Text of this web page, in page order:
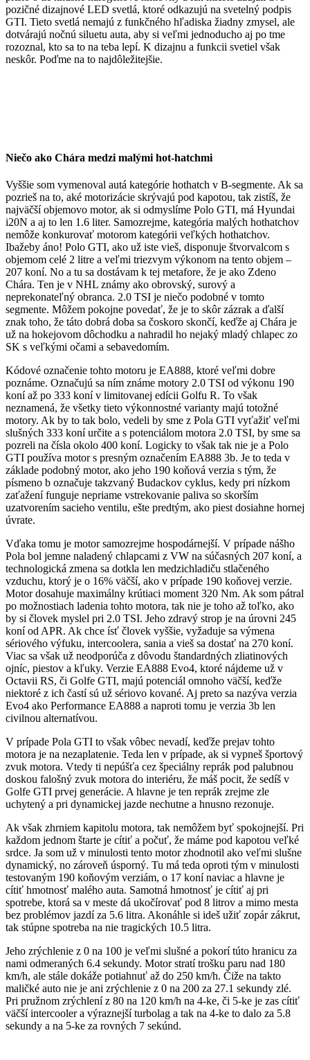
pozičné dizajnové LED svetlá, ktoré odkazujú na svetelný podpis
GTI. Tieto svetlá nemajú z funkčného hľadiska žiadny zmysel, ale
dotvárajú nočnú siluetu auta, aby si veľmi jednoducho aj po tme
rozoznal, kto sa to na teba lepí. K dizajnu a funkcii svetiel však
neskôr. Poďme na to najdôležitejšie.
Niečo ako Chára medzi malými hot-hatchmi
Vyššie som vymenoval autá kategórie hothatch v B-segmente. Ak sa
pozrieš na to, aké motorizácie skrývajú pod kapotou, tak zistíš, že
najväčší objemovo motor, ak si odmyslíme Polo GTI, má Hyundai
i20N a aj to len 1.6 liter. Samozrejme, kategória malých hothatchov
nemôže konkurovať motorom kategórii veľkých hothatchov.
Ibažeby áno! Polo GTI, ako už iste vieš, disponuje štvorvalcom s
objemom celé 2 litre a veľmi triezvym výkonom na tento objem –
207 koní. No a tu sa dostávam k tej metafore, že je ako Zdeno
Chára. Ten je v NHL známy ako obrovský, surový a
neprekonateľný obranca. 2.0 TSI je niečo podobné v tomto
segmente. Môžem pokojne povedať, že je to skôr zázrak a ďalší
znak toho, že táto dobrá doba sa čoskoro skončí, keďže aj Chára je
už na hokejovom dôchodku a nahradil ho nejaký mladý chlapec zo
SK s veľkými očami a sebavedomím.
Kódové označenie tohto motoru je EA888, ktoré veľmi dobre
poznáme. Označujú sa ním známe motory 2.0 TSI od výkonu 190
koní až po 333 koní v limitovanej edícii Golfu R. To však
neznamená, že všetky tieto výkonnostné varianty majú totožné
motory. Ak by to tak bolo, vedeli by sme z Pola GTI vyťažiť veľmi
slušných 333 koní určite a s potenciálom motora 2.0 TSI, by sme sa
pozreli na čísla okolo 400 koní. Logicky to však tak nie je a Polo
GTI používa motor s presným označením EA888 3b. Je to teda v
základe podobný motor, ako jeho 190 koňová verzia s tým, že
písmeno b označuje takzvaný Budackov cyklus, kedy pri nízkom
zaťažení funguje nepriame vstrekovanie paliva so skorším
uzatvorením sacieho ventilu, ešte predtým, ako piest dosiahne hornej
úvrate.
Vďaka tomu je motor samozrejme hospodárnejší. V prípade nášho
Pola bol jemne naladený chlapcami z VW na súčasných 207 koní, a
technologická zmena sa dotkla len medzichladiču stlačeného
vzduchu, ktorý je o 16% väčší, ako v prípade 190 koňovej verzie.
Motor dosahuje maximálny krútiaci moment 320 Nm. Ak som pátral
po možnostiach ladenia tohto motora, tak nie je toho až toľko, ako
by si človek myslel pri 2.0 TSI. Jeho zdravý strop je na úrovni 245
koní od APR. Ak chce ísť človek vyššie, vyžaduje sa výmena
sériového výfuku, intercoolera, sania a vieš sa dostať na 270 koní.
Viac sa však už neodporúča z dôvodu štandardných zliatinových
ojníc, piestov a kľuky. Verzie EA888 Evo4, ktoré nájdeme už v
Octavii RS, či Golfe GTI, majú potenciál omnoho väčší, keďže
niektoré z ich častí sú už sériovo kované. Aj preto sa nazýva verzia
Evo4 ako Performance EA888 a naproti tomu je verzia 3b len
civilnou alternatívou.
V prípade Pola GTI to však vôbec nevadí, keďže prejav tohto
motora je na nezaplatenie. Teda len v prípade, ak si vypneš športový
zvuk motora. Vtedy ti nepúšťa cez špeciálny reprák pod palubnou
doskou falošný zvuk motora do interiéru, že máš pocit, že sedíš v
Golfe GTI prvej generácie. A hlavne je ten reprák zrejme zle
uchytený a pri dynamickej jazde nechutne a hnusno rezonuje.
Ak však zhrniem kapitolu motora, tak nemôžem byť spokojnejší. Pri
každom jednom štarte je cítiť a počuť, že máme pod kapotou veľké
srdce. Ja som už v minulosti tento motor zhodnotil ako veľmi slušne
dynamický, no zároveň úsporný. Tu má teda oproti tým v minulosti
testovaným 190 koňovým verziám, o 17 koní naviac a hlavne je
cítiť hmotnosť malého auta. Samotná hmotnosť je cítiť aj pri
spotrebe, ktorá sa v meste dá ukočírovať pod 8 litrov a mimo mesta
bez problémov jazdí za 5.6 litra. Akonáhle si ideš užiť zopár zákrut,
tak stúpne spotreba na nie tragických 10.5 litra.
Jeho zrýchlenie z 0 na 100 je veľmi slušné a pokorí túto hranicu za
nami odmeraných 6.4 sekundy. Motor stratí trošku paru nad 180
km/h, ale stále dokáže potiahnuť až do 250 km/h. Čiže na takto
maličké auto nie je ani zrýchlenie z 0 na 200 za 27.1 sekundy zlé.
Pri pružnom zrýchlení z 80 na 120 km/h na 4-ke, či 5-ke je zas cítiť
väčší intercooler a výraznejší turbolag a tak na 4-ke to dalo za 5.8
sekundy a na 5-ke za rovných 7 sekúnd.